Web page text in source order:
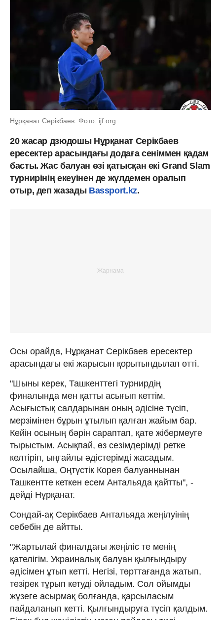
Нұрқанат Серікбаев. Фото: ijf.org
20 жасар дзюдошы Нұрқанат Серікбаев
ересектер арасындағы додаға сеніммен қадам
басты. Жас балуан өзі қатысқан екі Grand Slam
турнирінің екеуінен де жүлдемен оралып
отыр, деп жазады Bassport.kz.
Осы орайда, Нұрқанат Серікбаев ересектер
арасындағы екі жарысын қорытындылап өтті.
"Шыны керек, Ташкенттегі турнирдің
финалында мен қатты асығып кеттім.
Асығыстық салдарынан оның әдісіне түсіп,
мерзімінен бұрын ұтылып қалған жайым бар.
Кейін осының бәрін сараптап, қате жібермеуге
тырыстым. Асықпай, өз сезімдерімді ретке
келтіріп, ыңғайлы әдістерімді жасадым.
Осылайша, Оңтүстік Корея балуаннынан
Ташкентте кеткен есем Антальяда қайтты", -
дейді Нұрқанат.
Сондай-ақ Серікбаев Антальяда жеңілуінің
себебін де айтты.
"Жартылай финалдағы жеңіліс те менің
қателігім. Украиналық балуан қылғындыру
әдісімен ұтып кетті. Негізі, төрттағанда жатып,
тезірек тұрып кетуді ойладым. Сол ойымды
жүзеге асырмақ болғанда, қарсыласым
пайдаланып кетті. Қылғындыруға түсіп қалдым.